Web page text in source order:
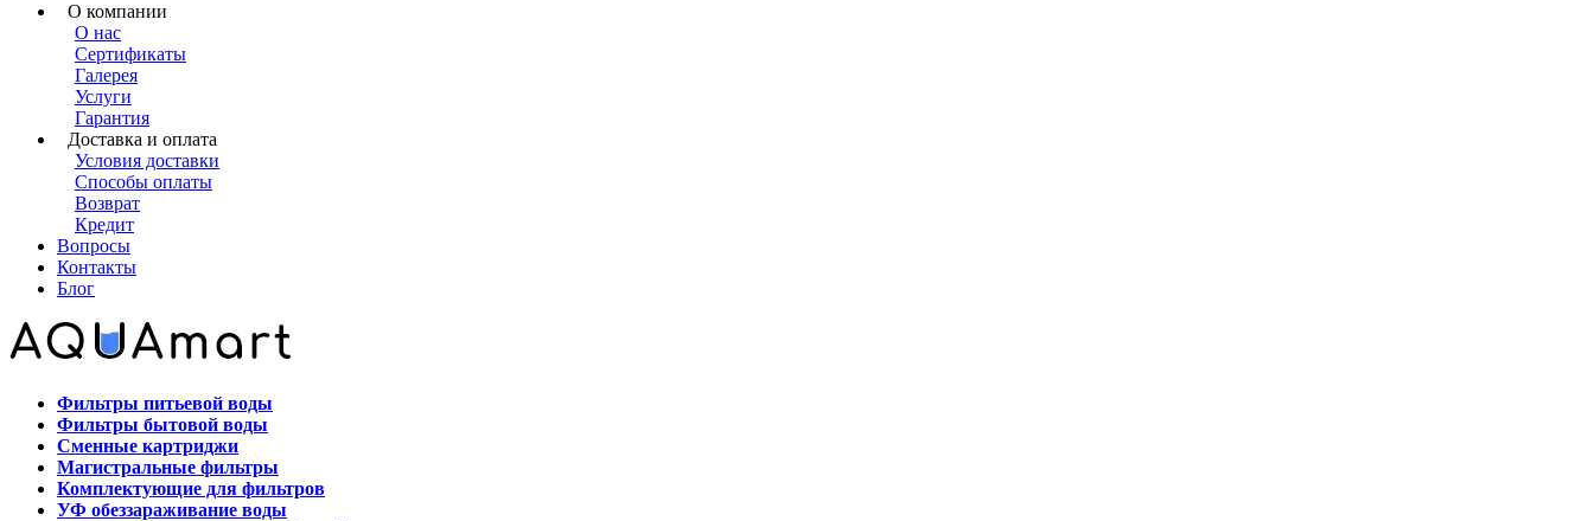
О компании
О нас
Сертификаты
Галерея
Услуги
Гарантия
Доставка и оплата
Условия доставки
Способы оплаты
Возврат
Кредит
Вопросы
Контакты
Блог
Фильтры питьевой воды
Фильтры бытовой воды
Сменные картриджи
Магистральные фильтры
Комплектующие для фильтров
УФ обеззараживание воды